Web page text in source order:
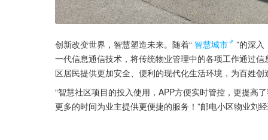
创新改变世界，智慧塑造未来。随着“ 智慧城市
”的深
一代信息通信技术，将传统物业管理中的各项工作通过
区居民提供更加安全、便利的现代化生活环境，为百姓
“智慧社区项目的投入使用，APP方便实时管控，更提高
更多的时间为业主提供更便捷的服务！”邮电小区物业刘